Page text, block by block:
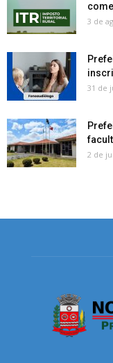
3 de
31 de
2 de